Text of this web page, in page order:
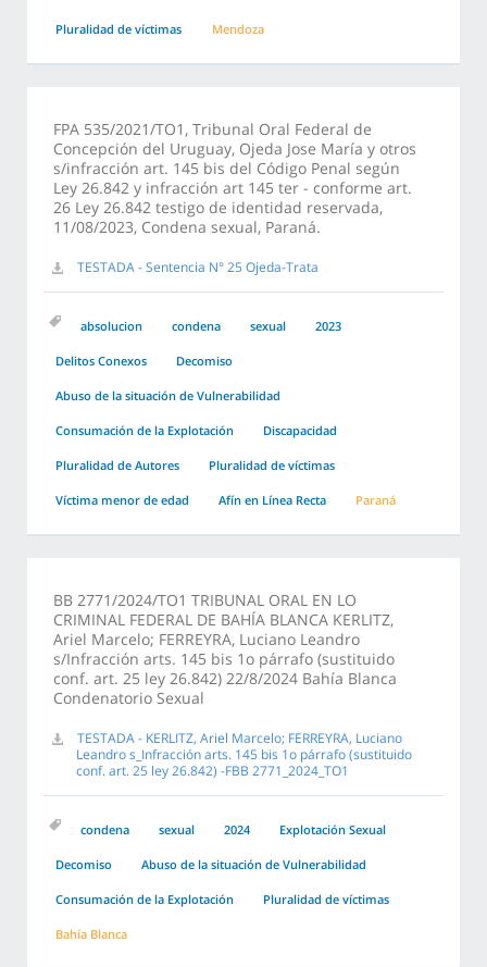
Pluralidad de víctimas Mendoza
FPA 535/2021/TO1, Tribunal Oral Federal de
Concepción del Uruguay, Ojeda Jose María y otros
s/infracción art. 145 bis del Código Penal según
Ley 26.842 y infracción art 145 ter - conforme art.
26 Ley 26.842 testigo de identidad reservada,
11/08/2023, Condena sexual, Paraná.
TESTADA - Sentencia N° 25 Ojeda-Trata
absolucion condena sexual 2023
Delitos Conexos Decomiso
Abuso de la situación de Vulnerabilidad
Consumación de la Explotación Discapacidad
Pluralidad de Autores Pluralidad de víctimas
Víctima menor de edad Afín en Línea Recta Paraná
BB 2771/2024/TO1 TRIBUNAL ORAL EN LO
CRIMINAL FEDERAL DE BAHÍA BLANCA KERLITZ,
Ariel Marcelo; FERREYRA, Luciano Leandro
s/Infracción arts. 145 bis 1o párrafo (sustituido
conf. art. 25 ley 26.842) 22/8/2024 Bahía Blanca
Condenatorio Sexual
TESTADA - KERLITZ, Ariel Marcelo; FERREYRA, Luciano
Leandro s_Infracción arts. 145 bis 1o párrafo (sustituido
conf. art. 25 ley 26.842) -FBB 2771_2024_TO1
condena sexual 2024 Explotación Sexual
Decomiso Abuso de la situación de Vulnerabilidad
Consumación de la Explotación Pluralidad de víctimas
Bahía Blanca